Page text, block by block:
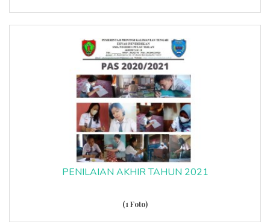
PENILAIAN AKHIR TAHUN 2021
(1 Foto)